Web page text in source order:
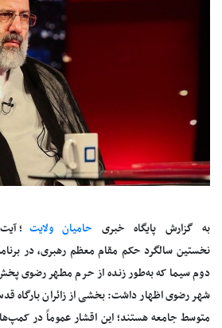
به گزارش پایگاه خبری حامیان ولایت ؛
نخستین سالگرد حکم مقام معظم رهبری، در
دوم سیما که به‌طور زنده از حرم مطهر رضوی پخش
شهر رضوی اظهار داشت: بخشی از زائران بارگاه
متوسط جامعه هستند؛ این اقشار عموماً در